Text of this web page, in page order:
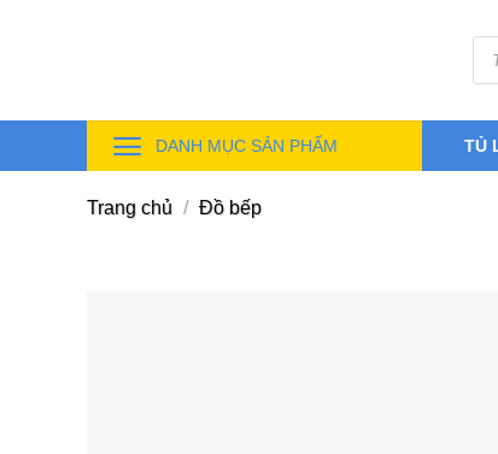
DANH MỤC SẢN PHẨM TỦ
Trang chủ / Đồ bếp